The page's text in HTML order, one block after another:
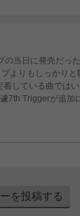
当日に発売だっ
よりもしっかり
7th Triggerが追加
を投稿する